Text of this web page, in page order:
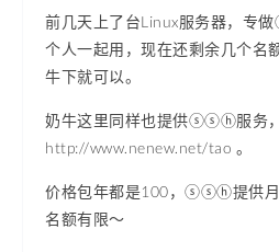
前几天上了台Linux服务器，专
个人一起用，现在还剩余几个名
牛下就可以。
奶牛这里同样也提供ⓢⓢⓗ服务
http://www.nenew.net/tao 。
价格包年都是100，ⓢⓢⓗ提供月
名额有限～